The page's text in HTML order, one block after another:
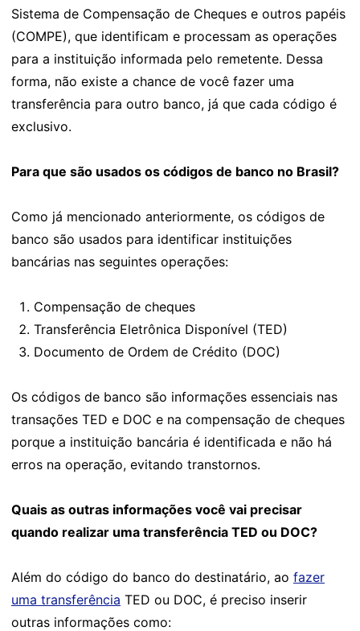
Sistema de Compensação de Cheques e outros papéis
(COMPE), que identificam e processam as operações
para a instituição informada pelo remetente. Dessa
forma, não existe a chance de você fazer uma
transferência para outro banco, já que cada código é
exclusivo.
Para que são usados os códigos de banco no Brasil?
Como já mencionado anteriormente, os códigos de
banco são usados para identificar instituições
bancárias nas seguintes operações:
Compensação de cheques
Transferência Eletrônica Disponível (TED)
Documento de Ordem de Crédito (DOC)
Os códigos de banco são informações essenciais nas
transações TED e DOC e na compensação de cheques
porque a instituição bancária é identificada e não há
erros na operação, evitando transtornos.
Quais as outras informações você vai precisar
quando realizar uma transferência TED ou DOC?
Além do código do banco do destinatário, ao fazer
uma transferência TED ou DOC, é preciso inserir
outras informações como: